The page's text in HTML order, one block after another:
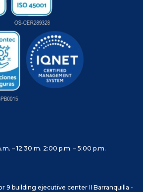
– 12:30 m. 2:00 p.m. – 5:00 p.m.
9 building ejecutive center II Barranquilla -